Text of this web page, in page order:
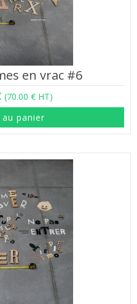
en vrac #6
(70.00 € HT)
panier